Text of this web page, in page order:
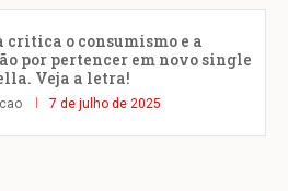
critica o consumismo e a
por pertencer em novo single
Veja a letra!
7 de julho de 2025